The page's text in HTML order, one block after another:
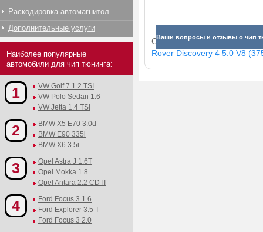
Ваши вопросы и отзывы о чип
Смотрите прибавки для
Rover Discovery 4 5.0 V8
Раскодировка автомагнитол
Дополнительные услуги
Наиболее популярные
автомобили для чип тюнинга:
1
VW Golf 7 1.2 TSI
VW Polo Sedan 1.6
VW Jetta 1.4 TSI
2
BMW X5 E70 3.0d
BMW E90 335i
BMW X6 3.5i
3
Opel Astra J 1.6T
Opel Mokka 1.8
Opel Antara 2.2 CDTI
4
Ford Focus 3 1.6
Ford Explorer 3.5 T
Ford Focus 3 2.0